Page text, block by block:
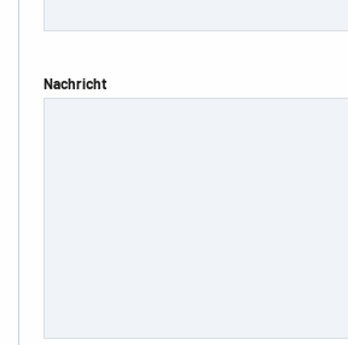
Nachricht